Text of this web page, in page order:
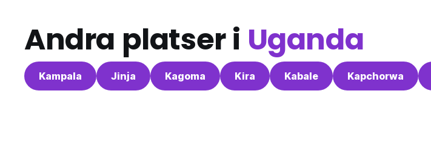
Andra platser i Uganda
Kampala Jinja Kagoma Kira Kabale Kapchorwa